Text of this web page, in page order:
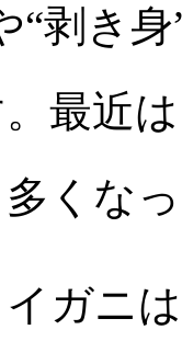
“剥き
最近
多くな
イガニ